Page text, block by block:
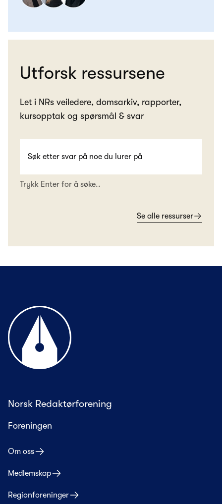
Utforsk ressursene
Let i NRs veiledere, domsarkiv, rapporter,
kursopptak og spørsmål & svar
Trykk Enter for å søke..
Se alle ressurser
Til forsiden
Norsk Redaktørforening
Foreningen
Om oss
Medlemskap
Regionforeninger